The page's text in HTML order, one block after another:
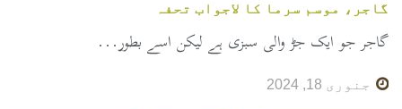
گاجر، موسم سرما کا لاجواب تحفہ
گاجر جو ایک جڑ والی سبزی ہے لیکن اسے بطور...
جنوری 18, 2024